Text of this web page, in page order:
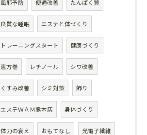
風邪予防 便通改善 たんぱく質
良質な睡眠 エステと体づくり
トレーニングスタート 健康づくり
恵方巻 レチノール シワ改善
くすみ改善 シミ対策 飾り
エステＷＡＭ熊本店 身体づくり
体力の衰え おもてなし 光電子繊維